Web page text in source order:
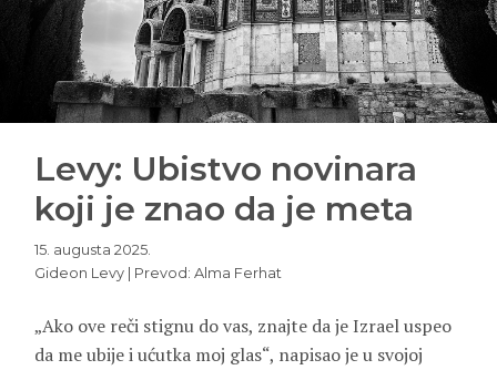
Levy: Ubistvo novinara
koji je znao da je meta
15. augusta 2025.
Gideon Levy | Prevod: Alma Ferhat
„Ako ove reči stignu do vas, znajte da je Izrael uspeo
da me ubije i ućutka moj glas“, napisao je u svojoj